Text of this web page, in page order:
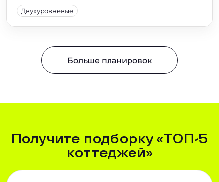
Двухуровневые
Больше планировок
Получите подборку «ТОП-5
коттеджей»